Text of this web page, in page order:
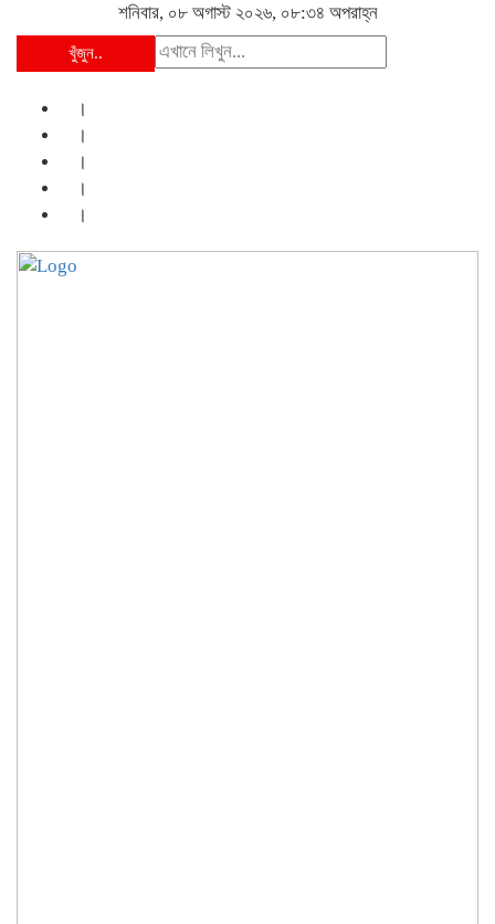
শনিবার, ০৮ অগাস্ট ২০২৬, ০৮:৩৪ অপরাহ্ন
খুঁজুন..